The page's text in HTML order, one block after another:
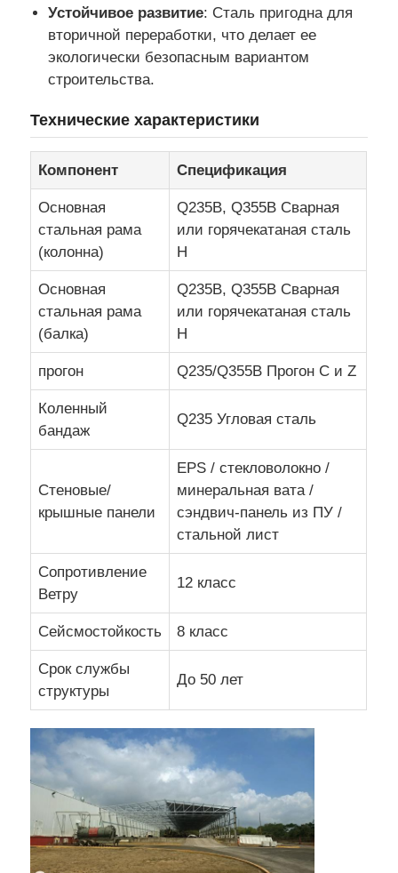
Стальная конструкция здания
цех стальных конструкций
склад стальной конструкции
Коммерческое строительство из стали
Структуры горного хозяйства
Ангар для самолетов из стальной конструкции
Структурный материал из стали
Стальная конструкция птичника
Стальная конструкция водяной резервуар башни
Строительство строительства стальной
Структура из стали с порошковым покрытием
Устойчивое развитие: Сталь пригодна для
вторичной переработки, что делает ее
экологически безопасным вариантом
строительства.
Технические характеристики
Компонент Спецификация
Основная
стальная рама
(колонна)
Q235B, Q355B Сварная
или горячекатаная сталь
H
Основная
стальная рама
(балка)
Q235B, Q355B Сварная
или горячекатаная сталь
H
прогон Q235/Q355B Прогон C и Z
Коленный
бандаж
Q235 Угловая сталь
Стеновые/
крышные панели
EPS / стекловолокно /
минеральная вата /
сэндвич-панель из ПУ /
стальной лист
Сопротивление
Ветру
12 класс
Сейсмостойкость 8 класс
Срок службы
структуры
До 50 лет